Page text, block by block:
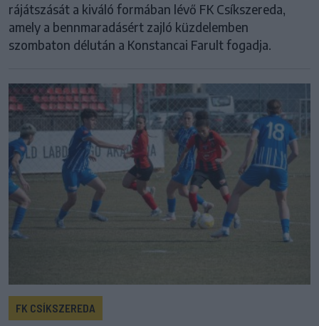
rájátszását a kiváló formában lévő FK Csíkszereda,
amely a bennmaradásért zajló küzdelemben
szombaton délután a Konstancai Farult fogadja.
FK CSÍKSZEREDA